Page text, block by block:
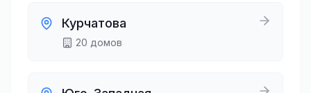
Курчатова
20 домов